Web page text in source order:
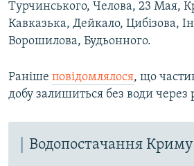
ВІДЕОУРОКИ «ELIFBE»
СВІДЧЕННЯ ОКУПАЦІЇ
УКРАЇНСЬКА ПРОБЛЕМА КРИМУ
ІНФОГРАФІКА
Русский
ДОЛУЧАЙСЯ!
Турчинського, Челова, 23 Мая,
Кавказька, Дейкало, Цибізова,
Ворошилова, Будьонного.
Раніше повідомлялося, що
добу залишиться без води через
Водопостачання Криму